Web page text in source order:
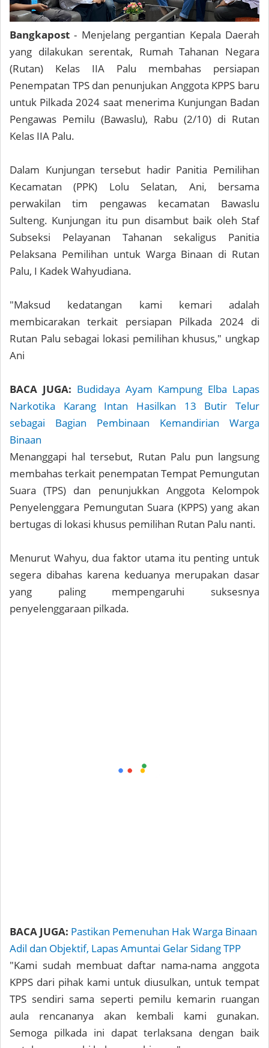
Bangkapost- Menjelang pergantian Kepala Daerah
yang dilakukan serentak, Rumah Tahanan Negara
(Rutan) Kelas IIA Palu membahas persiapan
Penempatan TPS dan penunjukan Anggota KPPS baru
untuk Pilkada 2024 saat menerima Kunjungan Badan
Pengawas Pemilu (Bawaslu), Rabu (2/10) di Rutan
Kelas IIA Palu.
Dalam Kunjungan tersebut hadir Panitia Pemilihan
Kecamatan (PPK) Lolu Selatan, Ani, bersama
perwakilan tim pengawas kecamatan Bawaslu
Sulteng. Kunjungan itu pun disambut baik oleh Staf
Subseksi Pelayanan Tahanan sekaligus Panitia
Pelaksana Pemilihan untuk Warga Binaan di Rutan
Palu, I Kadek Wahyudiana.
"Maksud kedatangan kami kemari adalah
membicarakan terkait persiapan Pilkada 2024 di
Rutan Palu sebagai lokasi pemilihan khusus," ungkap
Ani
BACA JUGA: Budidaya Ayam Kampung Elba Lapas
Narkotika Karang Intan Hasilkan 13 Butir Telur
sebagai Bagian Pembinaan Kemandirian Warga
Binaan
Menanggapi hal tersebut, Rutan Palu pun langsung
membahas terkait penempatan Tempat Pemungutan
Suara (TPS) dan penunjukkan Anggota Kelompok
Penyelenggara Pemungutan Suara (KPPS) yang akan
bertugas di lokasi khusus pemilihan Rutan Palu nanti.
Menurut Wahyu, dua faktor utama itu penting untuk
segera dibahas karena keduanya merupakan dasar
yang paling mempengaruhi suksesnya
penyelenggaraan pilkada.
BACA JUGA: Pastikan Pemenuhan Hak Warga Binaan
Adil dan Objektif, Lapas Amuntai Gelar Sidang TPP
"Kami sudah membuat daftar nama-nama anggota
KPPS dari pihak kami untuk diusulkan, untuk tempat
TPS sendiri sama seperti pemilu kemarin ruangan
aula rencananya akan kembali kami gunakan.
Semoga pilkada ini dapat terlaksana dengan baik